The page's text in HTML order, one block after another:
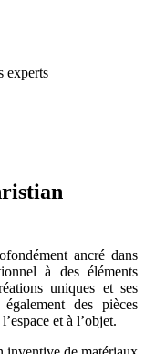
experts
ancré dans
à des éléments
uniques et ses
des pièces
et à l’objet.